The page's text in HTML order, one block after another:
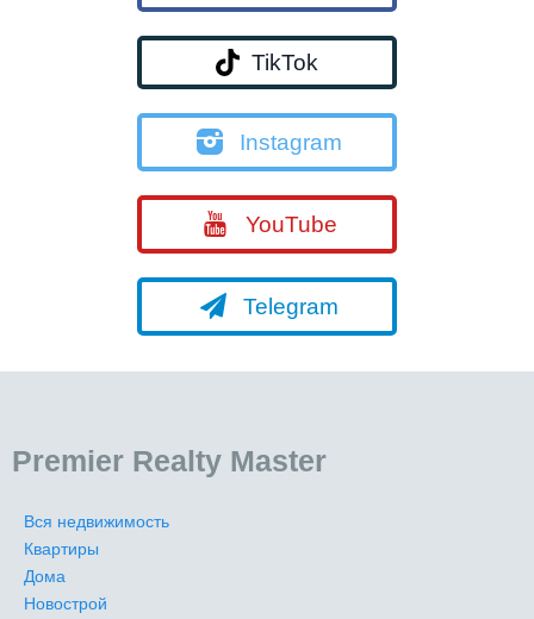
TikTok
Instagram
YouTube
Telegram
Premier Realty Master
Вся недвижимость
Квартиры
Дома
Новострой